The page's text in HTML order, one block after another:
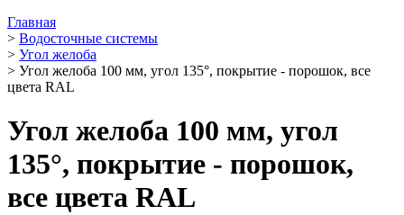
Главная
> Водосточные системы
> Угол желоба
> Угол желоба 100 мм, угол 135°, покрытие - порошок, все
цвета RAL
Угол желоба 100 мм, угол
135°, покрытие - порошок,
все цвета RAL